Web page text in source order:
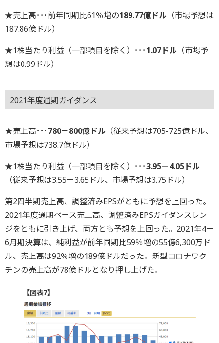
★売上高･･･前年同期比61％増の189.77億ドル （市場予想は
187.86億ドル）
★1株当たり利益（一部項目を除く）･･･1.07ドル （市場予
想は0.99ドル）
2021年度通期ガイダンス
★売上高･･･780－800億ドル （従来予想は705-725億ドル、
市場予想は738.7億ドル）
★1株当たり利益（一部項目を除く）･･･3.95－4.05ドル
（従来予想は3.55－3.65ドル、市場予想は3.75ドル）
第2四半期売上高、調整済みEPSがともに予想を上回った。
2021年度通期ベース売上高、調整済みEPSガイダンスレン
ジをともに引き上げ、両方とも予想を上回った。2021年4－
6月期決算は、純利益が前年同期比59％増の55億6,300万ド
ル、売上高は92％増の189億ドルだった。新型コロナワク
チンの売上高が78億ドルとなり押し上げた。
【図表7】